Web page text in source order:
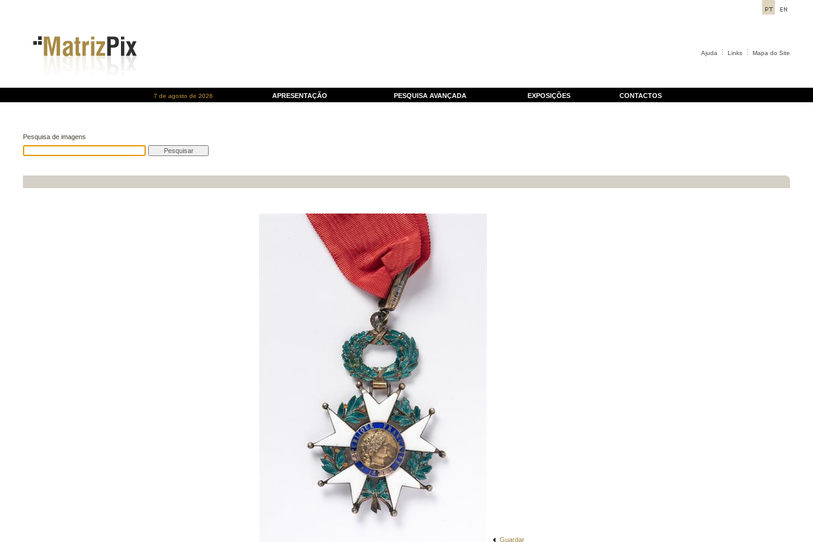
Ajuda Links Mapa do Site
7 de agosto de 2026 APRESENTAÇÃO PESQUISA AVANÇADA EXPOSIÇÕES CONTACTOS
Pesquisa de imagens
Guardar